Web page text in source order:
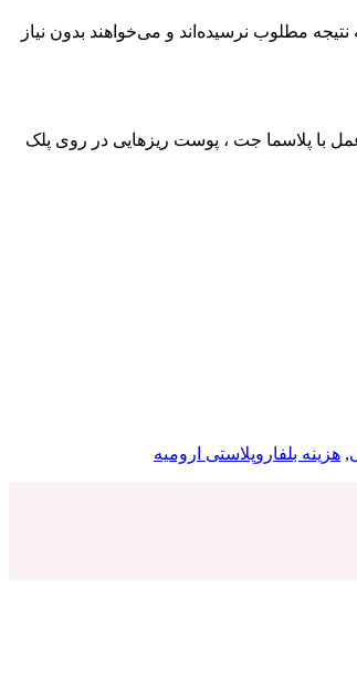
مطلوب نرسیده‌اند و می‌خواهند بدون نیاز
با پلاسما جت ، پوست ریزهایی در روی پلک
, هزینه بلفاروپلاستی ارومیه